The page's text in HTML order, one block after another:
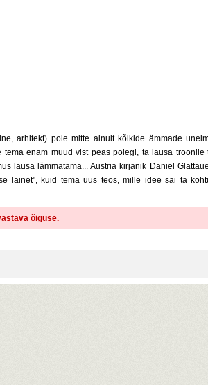
arhitekt) pole mitte ainult kõikide ämmade
enam muud vist peas polegi, ta lausa troonile
lausa lämmatama... Austria kirjanik Daniel
lainet", kuid tema uus teos, mille idee sai ta
õiguse.